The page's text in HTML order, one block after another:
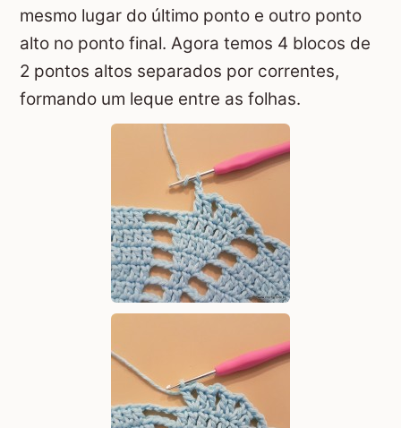
mesmo lugar do último ponto e outro ponto
alto no ponto final. Agora temos 4 blocos de
2 pontos altos separados por correntes,
formando um leque entre as folhas.